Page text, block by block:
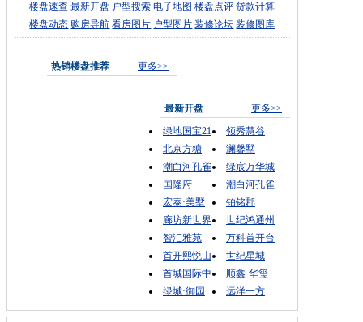
楼盘速查 最新开盘 户型搜索 电子地图 楼盘点评 贷款计算
楼盘动态 购房导航 看房图片 户型图片 装修论坛 装修图库
热销楼盘推荐 更多>>
最新开盘
更多>>
绿地国宝21
领秀慧谷
北京方糖
澜馨墅
潮白河孔雀
绿宸万华城
国隆府
潮白河孔雀
宏泰·美墅
铂铭郡
廊坊新世界
世纪鸿通州
智汇雅苑
万科首开台
首开熙悦山
世纪星城
首城国际中
顺鑫·华玺
绿城·御园
远洋一方